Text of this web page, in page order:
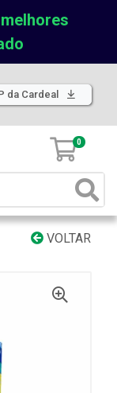
da Cardeal
0
VOLTAR